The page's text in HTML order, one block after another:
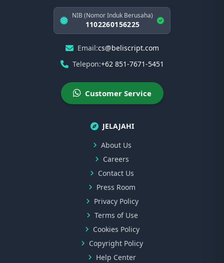
NIB (Nomor Induk Berusaha)
1102260156225
Email:cs@beliscript.com
Telepon:+62 851-7671-5451
Customer Service
JELAJAHI
About Us
Careers
Contact Us
Press Room
Privacy Policy
Terms of Use
Cookies Policy
Copyright Policy
Help Center